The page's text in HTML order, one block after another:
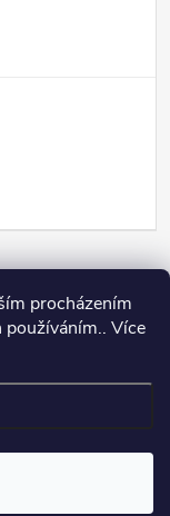
procházením
Více
vyhrazena.